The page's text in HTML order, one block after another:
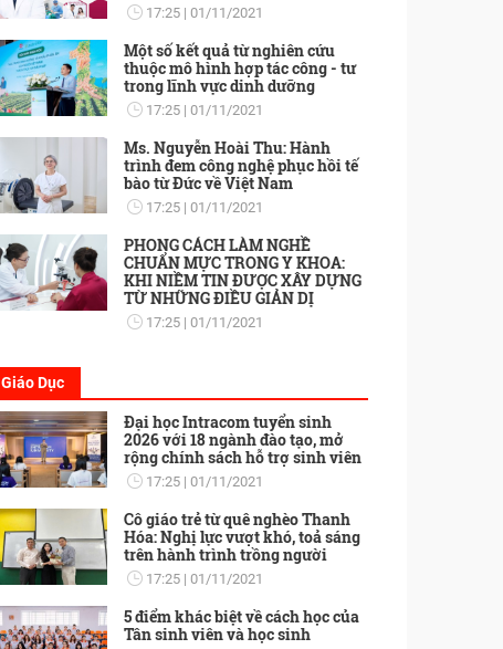
17:25 01/11/2021
Một số kết quả từ nghiên cứu
thuộc mô hình hợp tác công - tư
trong lĩnh vực dinh dưỡng
17:25 01/11/2021
Ms. Nguyễn Hoài Thu: Hành
trình đem công nghệ phục hồi tế
bào từ Đức về Việt Nam
17:25 01/11/2021
PHONG CÁCH LÀM NGHỀ
CHUẨN MỰC TRONG Y KHOA:
KHI NIỀM TIN ĐƯỢC XÂY DỰNG
TỪ NHỮNG ĐIỀU GIẢN DỊ
17:25 01/11/2021
Giáo Dục
Đại học Intracom tuyển sinh
2026 với 18 ngành đào tạo, mở
rộng chính sách hỗ trợ sinh viên
17:25 01/11/2021
Cô giáo trẻ từ quê nghèo Thanh
Hóa: Nghị lực vượt khó, toả sáng
trên hành trình trồng người
17:25 01/11/2021
5 điểm khác biệt về cách học của
Tân sinh viên và học sinh